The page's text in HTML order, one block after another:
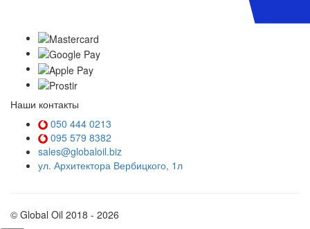
Наши контакты
050 444 0213
095 579 8382
sales@globaloil.biz
ул. Архитектора Вербицкого, 1л
© Global Oil 2018 - 2026